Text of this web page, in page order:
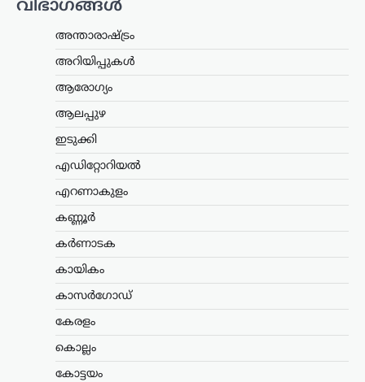
വിഭാഗങ്ങൾ
അന്താരാഷ്ട്രം
അറിയിപ്പുകൾ
ആരോഗ്യം
ആലപ്പുഴ
ഇടുക്കി
എഡിറ്റോറിയൽ
എറണാകുളം
കണ്ണൂർ
കർണാടക
കായികം
കാസർഗോഡ്
കേരളം
കൊല്ലം
കോട്ടയം
സമർപ്പിച്ചിരുന്ന വിവാഹമോചന
പിൻവലിച്ചു. ചെങ്കൽപ്പേട്ട് ജില്ലാ കുടുംബ
കോടതിയിലാണ്…
കേന്ദ്രത്തിന്റെ എഥനോൾ-
പെട്രോൾ
പ്രതിഷേധം ശക്തമാക്കും;
മുന്നറിയിപ്പുമായി
സിപിഐഎം
പെട്രോൾ നയത്തിനെതിരെ രൂക്ഷ
ബ്യൂറോ. ഭക്ഷ്യവിളകൾ ഇന്ധന
ഉൽപ്പാദനത്തിനായി വ്യാപകമായി
ഭക്ഷ്യസുരക്ഷയെ ബാധിക്കുമെന്നാണ്